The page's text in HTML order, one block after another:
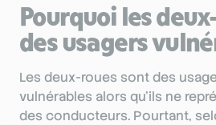
Pourquoi les
des usagers
Les deux-roues sont des
vulnérables alors qu’ils ne
des conducteurs. Pourtant,